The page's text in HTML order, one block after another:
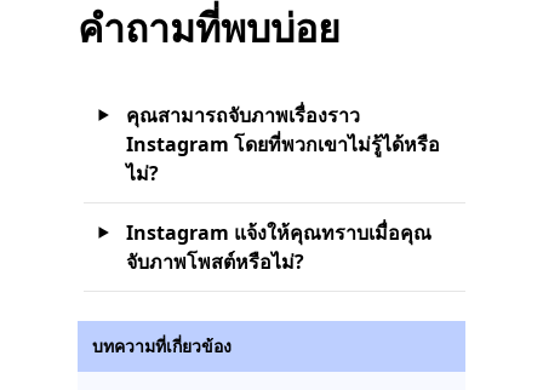
คำถามที่พบบ่อย
คุณสามารถจับภาพเรื่องราว
Instagram โดยที่พวกเขาไม่รู้ได้หรือ
ไม่?
Instagram แจ้งให้คุณทราบเมื่อคุณ
จับภาพโพสต์หรือไม่?
บทความที่เกี่ยวข้อง